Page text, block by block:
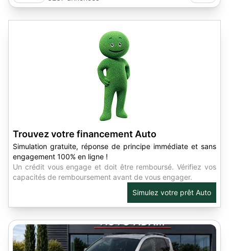
Trouvez votre financement Auto
Simulation gratuite, réponse de principe immédiate et sans
engagement 100% en ligne !
Un crédit vous engage et doit être remboursé. Vérifiez vos
capacités de remboursement avant de vous engager.
Simulez votre prêt Auto